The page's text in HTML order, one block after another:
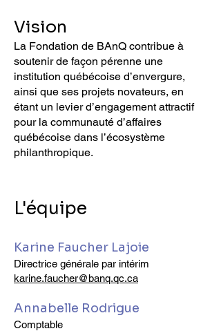
Vision
La Fondation de BAnQ contribue à
soutenir de façon pérenne une
institution québécoise d’envergure,
ainsi que ses projets novateurs, en
étant un levier d’engagement attractif
pour la communauté d’affaires
québécoise dans l’écosystème
philanthropique.
L'équipe
Karine Faucher Lajoie
Directrice générale par intérim
karine.faucher@banq.qc.ca
Annabelle Rodrigue
Comptable